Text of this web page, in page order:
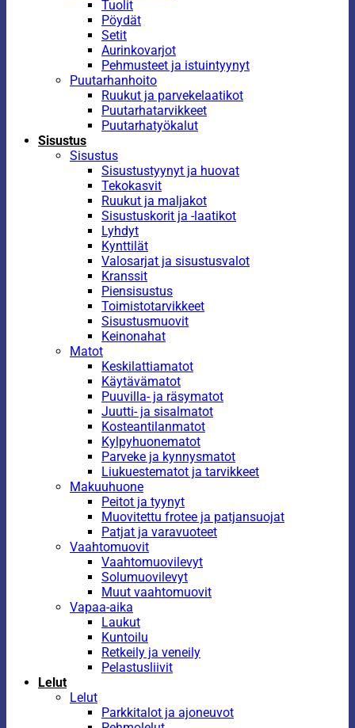
Tuolit
Pöydät
Setit
Aurinkovarjot
Pehmusteet ja istuintyynyt
Puutarhanhoito
Ruukut ja parvekelaatikot
Puutarhatarvikkeet
Puutarhatyökalut
Sisustus
Sisustus
Sisustustyynyt ja huovat
Tekokasvit
Ruukut ja maljakot
Sisustuskorit ja -laatikot
Lyhdyt
Kynttilät
Valosarjat ja sisustusvalot
Kranssit
Piensisustus
Toimistotarvikkeet
Sisustusmuovit
Keinonahat
Matot
Keskilattiamatot
Käytävämatot
Puuvilla- ja räsymatot
Juutti- ja sisalmatot
Kosteantilanmatot
Kylpyhuonematot
Parveke ja kynnysmatot
Liukuestematot ja tarvikkeet
Makuuhuone
Peitot ja tyynyt
Muovitettu frotee ja patjansuojat
Patjat ja varavuoteet
Vaahtomuovit
Vaahtomuovilevyt
Solumuovilevyt
Muut vaahtomuovit
Vapaa-aika
Laukut
Kuntoilu
Retkeily ja veneily
Pelastusliivit
Lelut
Lelut
Parkkitalot ja ajoneuvot